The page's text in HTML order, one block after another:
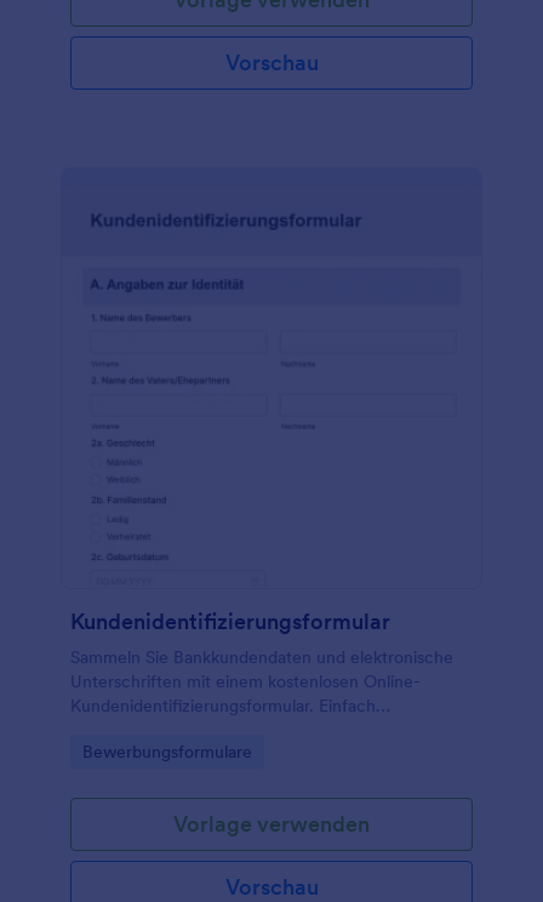
Vorschau
Kundenidentifizierungsformular
Sammeln Sie Bankkundendaten und elektronische
Unterschriften mit einem kostenlosen Online-
Kundenidentifizierungsformular. Einfach
Sie Daten sicher. Keine Programmierung
Go to Category:
Bewerbungsformulare
Vorlage verwenden
Vorschau